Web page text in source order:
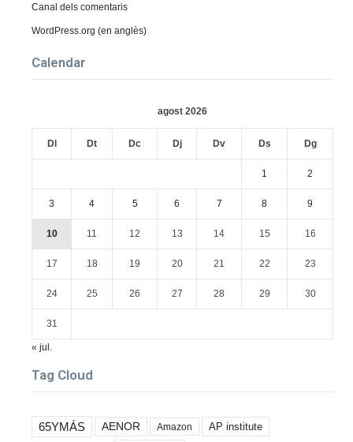
Canal dels comentaris
WordPress.org (en anglès)
Calendar
agost 2026
Dl Dt Dc Dj Dv Ds Dg
1 2
3 4 5 6 7 8 9
10 11 12 13 14 15 16
17 18 19 20 21 22 23
24 25 26 27 28 29 30
31
« jul.
Tag Cloud
65YMÁS AENOR Amazon AP institute